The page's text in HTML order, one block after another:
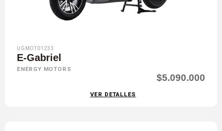
UGMOT01233
E-Gabriel
ENERGY MOTORS
$5.090.000
VER DETALLES